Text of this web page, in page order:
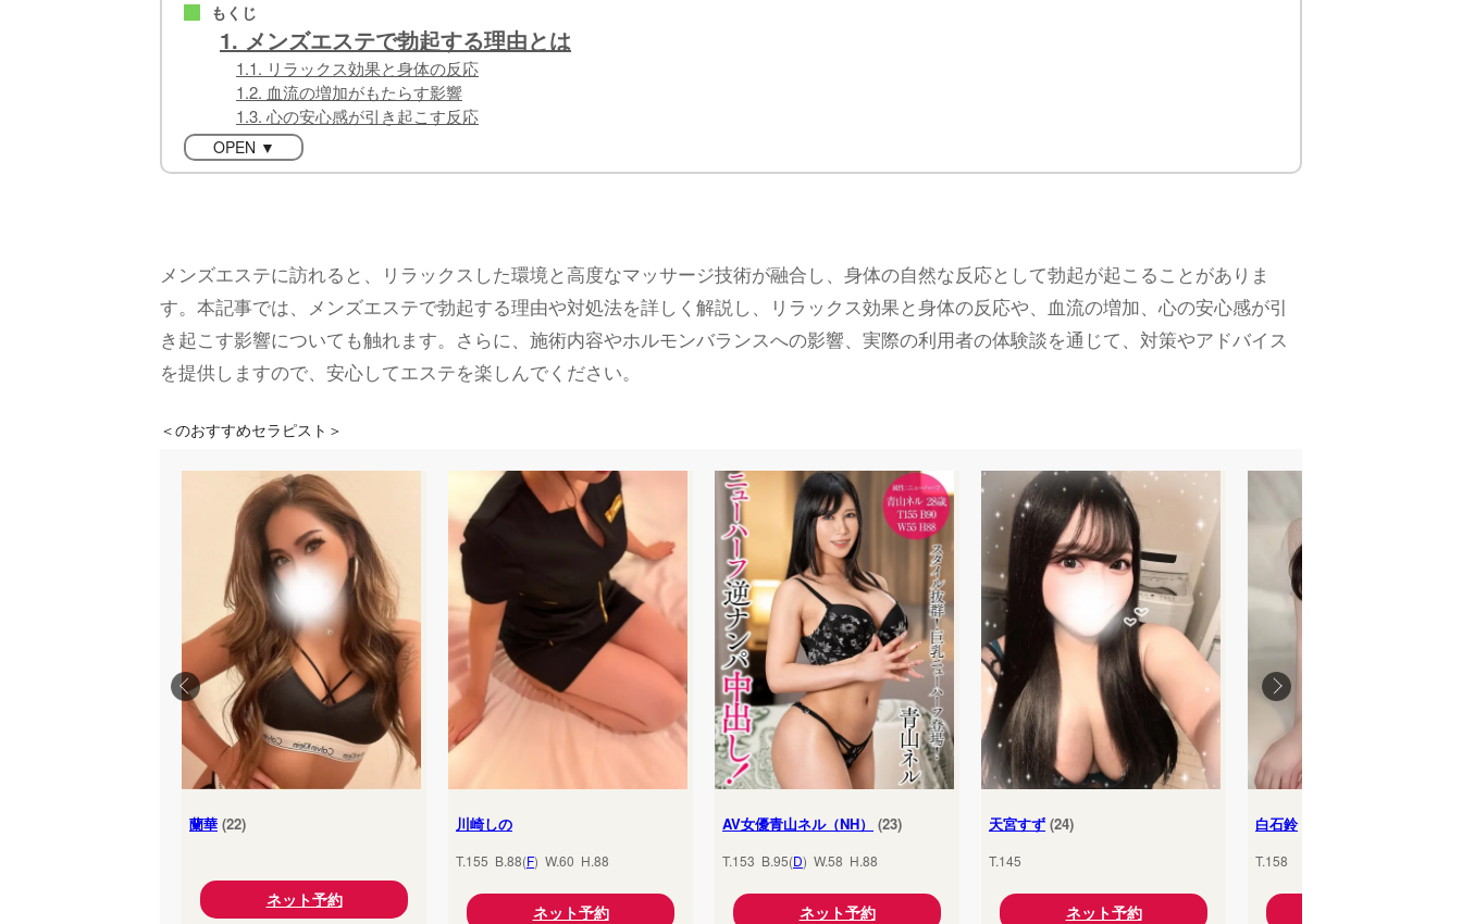
■ もくじ
1. メンズエステで勃起する理由とは
1.1. リラックス効果と身体の反応
1.2. 血流の増加がもたらす影響
1.3. 心の安心感が引き起こす反応
OPEN ▼
メンズエステに訪れると、リラックスした環境と高度なマッサージ技術が融合し、身体の自然な反応として勃起が起こることがありま
す。本記事では、メンズエステで勃起する理由や対処法を詳しく解説し、リラックス効果と身体の反応や、血流の増加、心の安心感が引
き起こす影響についても触れます。さらに、施術内容やホルモンバランスへの影響、実際の利用者の体験談を通じて、対策やアドバイス
を提供しますので、安心してエステを楽しんでください。
＜のおすすめセラピスト＞
蘭華 (22)
ネット予約
川崎しの
T.155 B.88(F) W.60 H.88
ネット予約
AV女優青山ネル（NH） (23)
T.153 B.95(D) W.58 H.88
ネット予約
天宮すず (24)
T.145
ネット予約
白石鈴(25)
T.158